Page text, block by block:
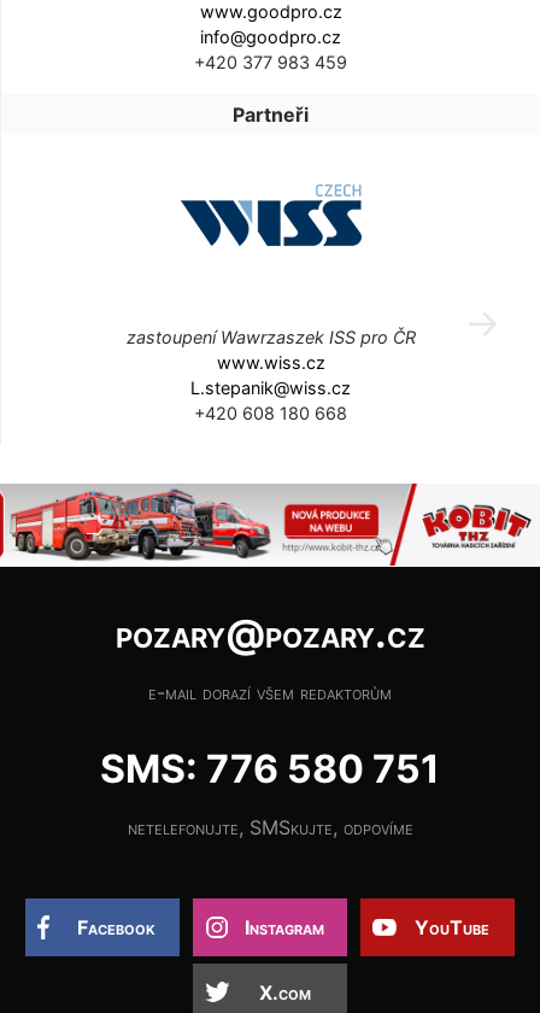
www.goodpro.cz
info@goodpro.cz
+420 377 983 459
Partneři
zastoupení Wawrzaszek ISS pro ČR
www.wiss.cz
L.stepanik@wiss.cz
+420 608 180 668
pozary@pozary.cz
e-mail dorazí všem redaktorům
SMS: 776 580 751
netelefonujte, SMSkujte, odpovíme
Facebook Instagram YouTube
X.com